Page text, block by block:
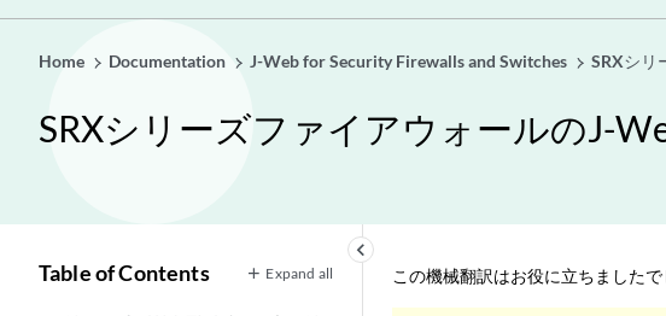
Home Documentation J-Web for Security Firewalls and Switches SRXシリ
SRXシリーズファイアウォールのJ-
keyboard_arrow_left
Table of Contents Expand all この機械翻訳はお役に立ちました